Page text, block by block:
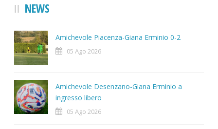
NEWS
Amichevole Piacenza-Giana Erminio 0-2
05 Ago 2026
Amichevole Desenzano-Giana Erminio a
ingresso libero
05 Ago 2026